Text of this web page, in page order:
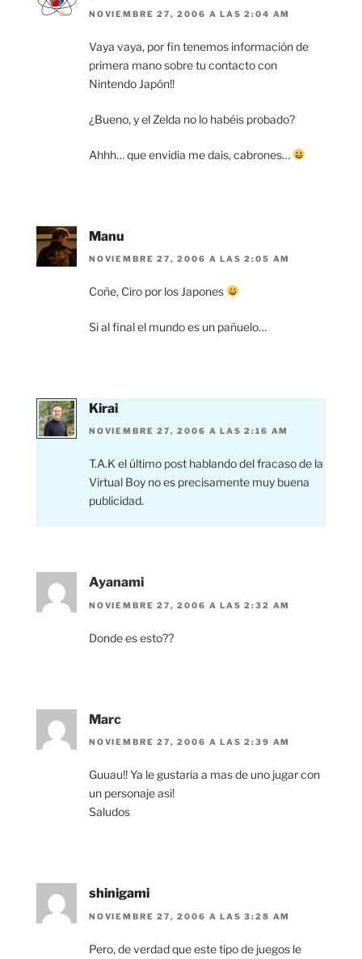
NOVIEMBRE 27, 2006 A LAS 2:04 AM
Vaya vaya, por fin tenemos información de
primera mano sobre tu contacto con
Nintendo Japón!!
¿Bueno, y el Zelda no lo habéis probado?
Ahhh… que envidia me dais, cabrones…
Manu
NOVIEMBRE 27, 2006 A LAS 2:05 AM
Coñe, Ciro por los Japones
Si al final el mundo es un pañuelo…
Kirai
NOVIEMBRE 27, 2006 A LAS 2:16 AM
T.A.K el último post hablando del fracaso de la
Virtual Boy no es precisamente muy buena
publicidad.
Ayanami
NOVIEMBRE 27, 2006 A LAS 2:32 AM
Donde es esto??
Marc
NOVIEMBRE 27, 2006 A LAS 2:39 AM
Guuau!! Ya le gustaria a mas de uno jugar con
un personaje asi!
Saludos
shinigami
NOVIEMBRE 27, 2006 A LAS 3:28 AM
Pero, de verdad que este tipo de juegos le